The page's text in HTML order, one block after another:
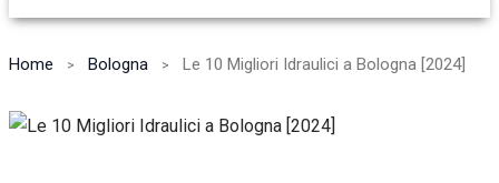
Home Bologna Le 10 Migliori Idraulici a Bologna [2024]